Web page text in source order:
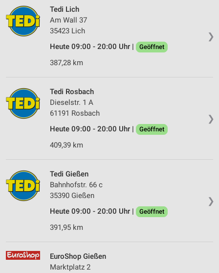
❯
Tedi Lich
Am Wall 37
35423 Lich
Heute 09:00 - 20:00 Uhr |
Geöffnet
387,28 km
❯
Tedi Rosbach
Dieselstr. 1 A
61191 Rosbach
Heute 09:00 - 20:00 Uhr |
Geöffnet
409,39 km
❯
Tedi Gießen
Bahnhofstr. 66 c
35390 Gießen
Heute 09:00 - 20:00 Uhr |
Geöffnet
391,95 km
EuroShop Gießen
Marktplatz 2